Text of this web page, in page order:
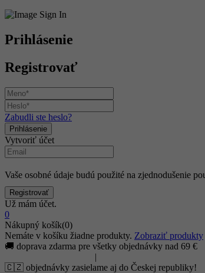
Prihlásenie
Registrovať
Zabudli ste heslo?
Vytvoriť účet
Vaše osobné údaje budú použité na zjednodušenie
Už mám účet.
0
Nákupný košík(0)
Nemáte v košíku žiadne produkty. Zobraziť produkty
🚚 doprava zdarma pre všetky objednávky nad 69 €
|
🇨🇿 objednávky zasielame aj do Českej republiky!